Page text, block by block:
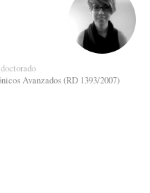
Avanzados (RD 1393/2007)